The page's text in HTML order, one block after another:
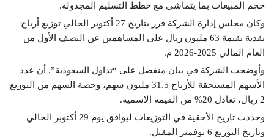
حجم المبيعات بما يتماشى مع خطط التسليم المجدولة.
وكان مجلس إدارة الشركة قرر بتاريخ 27 أكتوبر الحالي توزيع أرباح
نقدية بقيمة 63 مليون ريال على المساهمين عن النصف الأول من
العام المالي 2025-2026 م.
وأوضحت الشركة في بيان منفصل على “تداول السعودية”. أن عدد
الأسهم المستحقة للأرباح 31.5 مليون سهم، وحصة السهم من التوزيع
2 ريال، تعادل 20% من القيمة الاسمية.
وحددت تاريخ الأحقية في التوزيعات ليوافق يوم 29 أكتوبر الحالي
وتاريخ التوزيع 6 نوفمبر المقبل.